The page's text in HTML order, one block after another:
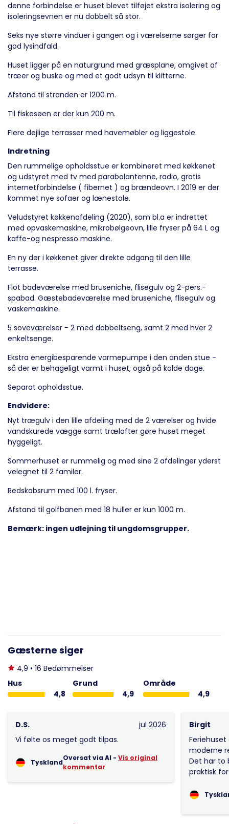
denne forbindelse er huset blevet tilføjet ekstra isolering og
isoleringsevnen er nu dobbelt så stor.
Seks nye større vinduer i gangen og i værelserne sørger for
god lysindfald.
Huset ligger på en naturgrund med græsplane, omgivet af
træer og buske og med et godt udsyn til klitterne.
Afstand til stranden er 1200 m.
Til fiskesøen er der kun 200 m.
Flere dejlige terrasser med havemøbler og liggestole.
Indretning
Den rummelige opholdsstue er kombineret med køkkenet
og udstyret med tv med parabolantenne, radio, gratis
internetforbindelse ( fibernet ) og brændeovn. I 2019 er der
kommet nye sofaer og lænestole.
Veludstyret køkkenafdeling (2020), som bl.a er indrettet
med opvaskemaskine, mikrobølgeovn, lille fryser på 64 L og
kaffe-og nespresso maskine.
En ny dør i køkkenet giver direkte adgang til den lille
terrasse.
Flot badeværelse med bruseniche, flisegulv og 2-pers.-
spabad. Gæstebadeværelse med bruseniche, flisegulv og
vaskemaskine.
5 soveværelser - 2 med dobbeltseng, samt 2 med hver 2
enkeltsenge.
Ekstra energibesparende varmepumpe i den anden stue -
så der er behageligt varmt i huset, også på kolde dage.
Separat opholdsstue.
Endvidere:
Nyt trægulv i den lille afdeling med de 2 værelser og hvide
vandskurede vægge samt trælofter gøre huset meget
hyggeligt.
Sommerhuset er rummelig og med sine 2 afdelinger yderst
velegnet til 2 familer.
Redskabsrum med 100 l. fryser.
Afstand til golfbanen med 18 huller er kun 1000 m.
Bemærk: ingen udlejning til ungdomsgrupper.
Gæsterne siger
4,9 • 16 Bedømmelser
Hus
4,8
Grund
4,9
Område
4,9
D.S.
jul 2026
Vi følte os meget godt tilpas.
Tyskland
Oversat via AI - Vis original
kommentar
Birgit
moderne
Det har to
praktisk